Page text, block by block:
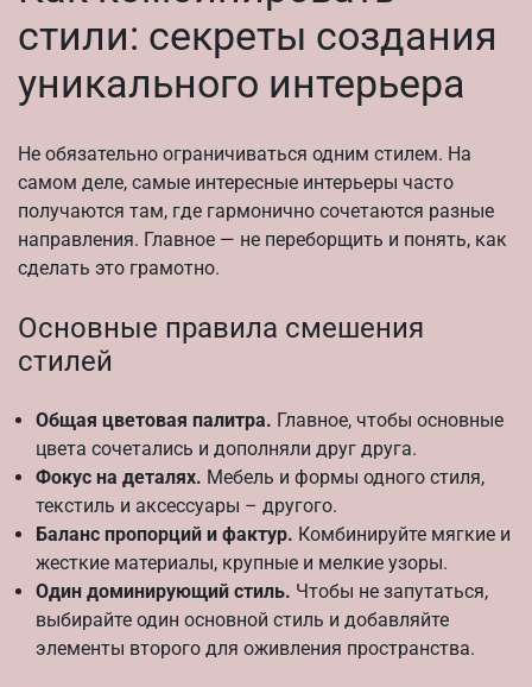
стили: секреты создания
уникального интерьера
Не обязательно ограничиваться одним стилем. На
самом деле, самые интересные интерьеры часто
получаются там, где гармонично сочетаются разные
направления. Главное — не переборщить и понять, как
сделать это грамотно.
Основные правила смешения
стилей
Общая цветовая палитра. Главное, чтобы основные
цвета сочетались и дополняли друг друга.
Фокус на деталях. Мебель и формы одного стиля,
текстиль и аксессуары – другого.
Баланс пропорций и фактур. Комбинируйте мягкие и
жесткие материалы, крупные и мелкие узоры.
Один доминирующий стиль. Чтобы не запутаться,
выбирайте один основной стиль и добавляйте
элементы второго для оживления пространства.